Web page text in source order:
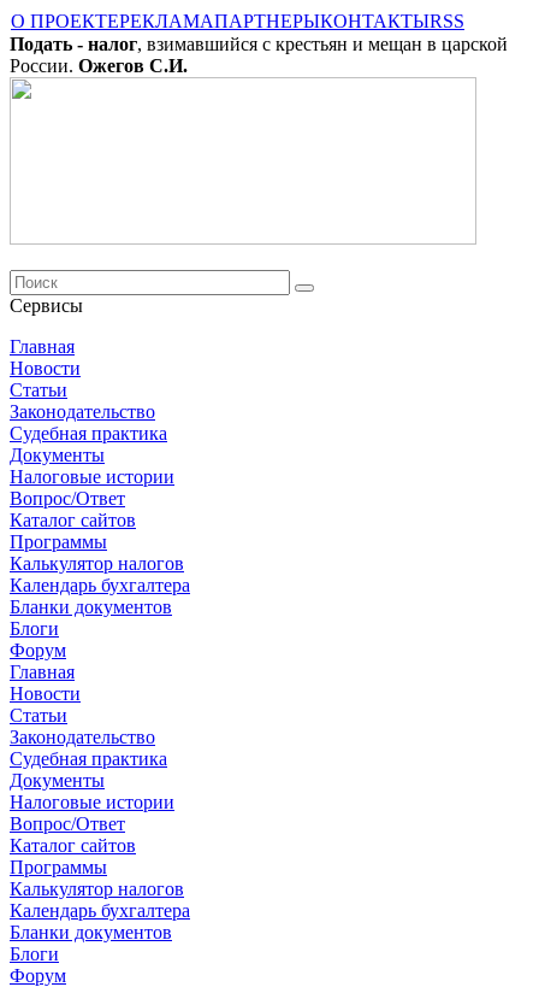
О ПРОЕКТЕРЕКЛАМАПАРТНЕРЫКОНТАКТЫRSS
Подать - налог, взимавшийся с крестьян и мещан в царской
России. Ожегов С.И.
Сервисы
Главная
Новости
Cтатьи
Законодательство
Судебная практика
Документы
Налоговые истории
Вопрос/Ответ
Каталог сайтов
Программы
Калькулятор налогов
Календарь бухгалтера
Бланки документов
Блоги
Форум
Главная
Новости
Cтатьи
Законодательство
Судебная практика
Документы
Налоговые истории
Вопрос/Ответ
Каталог сайтов
Программы
Калькулятор налогов
Календарь бухгалтера
Бланки документов
Блоги
Форум